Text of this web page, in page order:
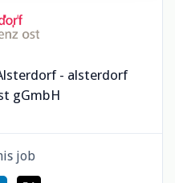
- alsterdorf
gGmbH
job